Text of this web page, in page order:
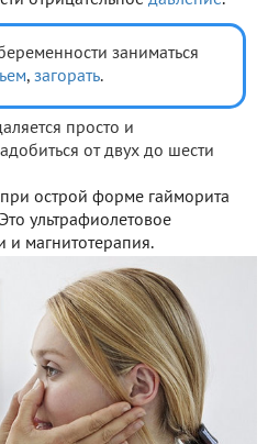
заниматься
, загорать.
просто и
от двух до шести
острой форме гайморита
ультрафиолетовое
и магнитотерапия.